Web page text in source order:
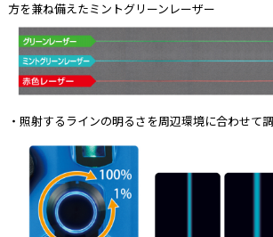
方を兼ね備えたミントグリーンレーザー
・照射するラインの明るさを周辺環境に合わせて